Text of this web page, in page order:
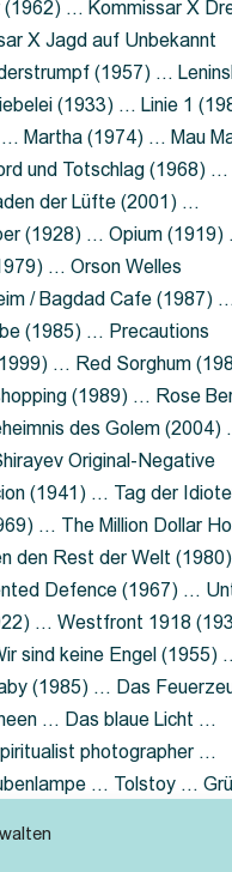
… Kommissar X
X Jagd auf Unbekannt
(1957) …
(1933) … Linie 1
Martha (1974) … Mau
und Totschlag (1968) …
der Lüfte (2001) …
(1928) … Opium (1919)
… Orson Welles
/ Bagdad Cafe (1987) …
(1985) … Precautions
… Red Sorghum
(1989) … Rose
des Golem (2004)
Original-Negative
(1941) … Tag der
… The Million Dollar
den Rest der Welt
Defence (1967) …
… Westfront 1918
sind keine Engel (1955)
(1985) … Das
… Das blaue Licht …
photographer …
… Tolstoy …